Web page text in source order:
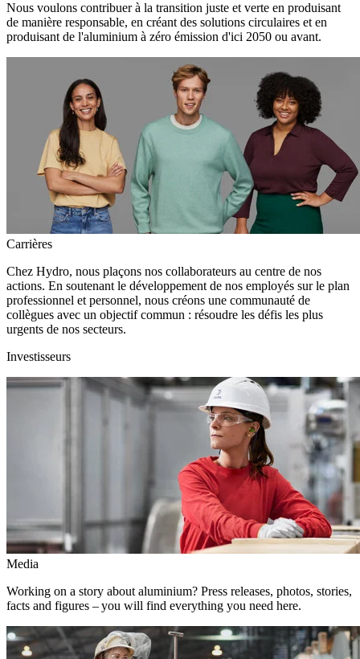
Nous voulons contribuer à la transition juste et verte en produisant
de manière responsable, en créant des solutions circulaires et en
produisant de l'aluminium à zéro émission d'ici 2050 ou avant.
Carrières
Chez Hydro, nous plaçons nos collaborateurs au centre de nos
actions. En soutenant le développement de nos employés sur le plan
professionnel et personnel, nous créons une communauté de
collègues avec un objectif commun : résoudre les défis les plus
urgents de nos secteurs.
Investisseurs
Media
Working on a story about aluminium? Press releases, photos, stories,
facts and figures – you will find everything you need here.